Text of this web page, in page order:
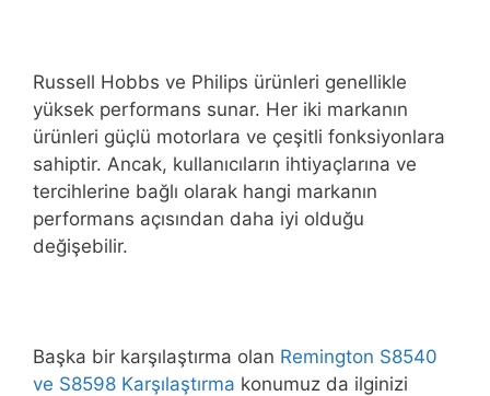
Russell Hobbs ve Philips ürünleri genellikle
yüksek performans sunar. Her iki markanın
ürünleri güçlü motorlara ve çeşitli fonksiyonlara
sahiptir. Ancak, kullanıcıların ihtiyaçlarına ve
tercihlerine bağlı olarak hangi markanın
performans açısından daha iyi olduğu
değişebilir.
Başka bir karşılaştırma olan Remington S8540
ve S8598 Karşılaştırma konumuz da ilginizi